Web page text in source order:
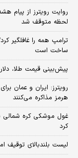
روایت رویترز از پیام
لحظه متوقف شد
ترامپ همه را غافلگیر
ساخت است
پیش‌بینی قیمت طلا، دلار و سکه
هرمز مذاکره می‌کنند
غول موشکی کره شمالی
کرد
لیست بلندبالای توقیف